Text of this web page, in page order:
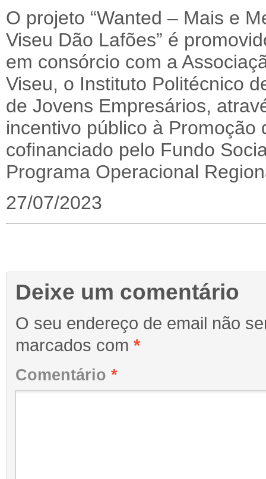
O projeto “Wanted – Mais e
Viseu Dão Lafões” é
em consórcio com a
Viseu, o Instituto Politécnico
de Jovens Empresários,
incentivo público à Promoção
cofinanciado pelo Fundo
Programa Operacional
27/07/2023
Deixe um comentário
O seu endereço de email não
marcados com *
Comentário *